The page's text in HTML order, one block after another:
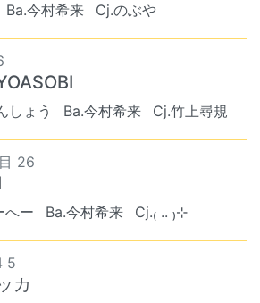
Ba.今村希来 Cj.のぶや
しょう Ba.今村希来 Cj.竹上尋規
26
へー Ba.今村希来 Cj.₍ .. ₎⊹
5
カ